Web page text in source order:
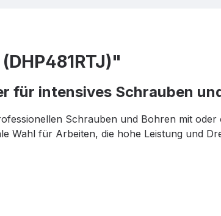
für intensives Schrauben
Schrauben und Bohren mit
Wahl für Arbeiten, die hohe Leistung und